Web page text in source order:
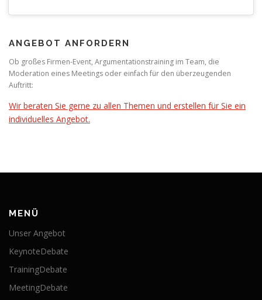
ANGEBOT ANFORDERN
Ob großes Firmen-Event, Argumentationstraining im Team, die
Moderation eines Meetings oder einfach für den überzeugenden
Auftritt:
Wir beraten Sie gerne zu allen Themen und erstellen für Sie ein
individuelles Angebot.
MENÜ
Unser Angebot
KeynoteDebate
TrainingDebate
MeetingDebate